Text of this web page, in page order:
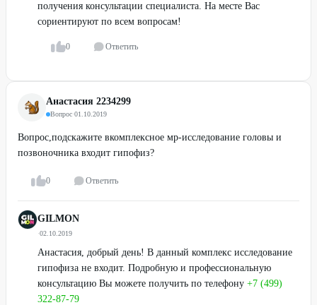
получения консультации специалиста. На месте Вас
сориентируют по всем вопросам!
0 Ответить
Анастасия 2234299
Вопрос·01.10.2019
Вопрос,подскажите вкомплексное мр-исследование головы и
позвоночника входит гипофиз?
0 Ответить
GILMON
·02.10.2019
Анастасия, добрый день! В данный комплекс исследование
гипофиза не входит. Подробную и профессиональную
консультацию Вы можете получить по телефону +7 (499)
322-87-79